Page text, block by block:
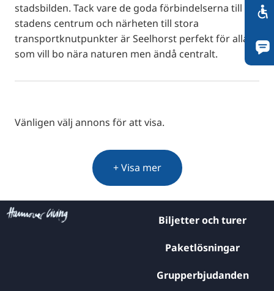
stadsbilden. Tack vare de goda förbindelserna till
stadens centrum och närheten till stora
transportknutpunkter är Seelhorst perfekt för alla
som vill bo nära naturen men ändå centralt.
Vänligen välj annons för att visa.
+ Visa mer
Biljetter och turer
Paketlösningar
Grupperbjudanden